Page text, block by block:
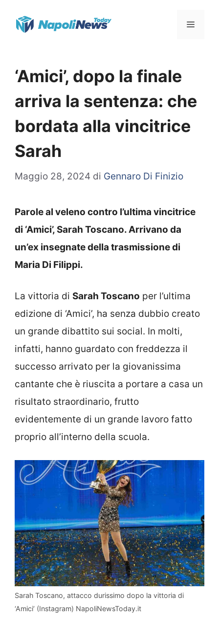
Menu
‘Amici’, dopo la finale
arriva la sentenza: che
bordata alla vincitrice
Sarah
Maggio 28, 2024 di Gennaro Di Finizio
Parole al veleno contro l’ultima vincitrice
di ‘Amici’, Sarah Toscano. Arrivano da
un’ex insegnate della trasmissione di
Maria Di Filippi.
La vittoria di Sarah Toscano per l’ultima
edizione di ‘Amici’, ha senza dubbio creato
un grande dibattito sui social. In molti,
infatti, hanno guardato con freddezza il
successo arrivato per la giovanissima
cantante che è riuscita a portare a casa un
risultato straordinario, frutto
evidentemente di un grande lavoro fatto
proprio all’interno della scuola.
Sarah Toscano, attacco durissimo dopo la vittoria di
‘Amici’ (Instagram) NapoliNewsToday.it